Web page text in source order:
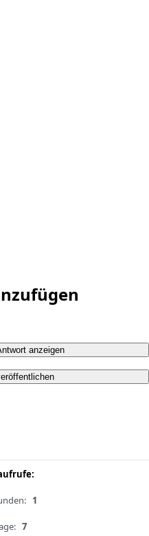
anzeigen
1
7